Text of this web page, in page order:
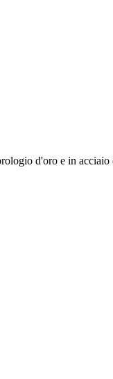
d'oro e in acciaio